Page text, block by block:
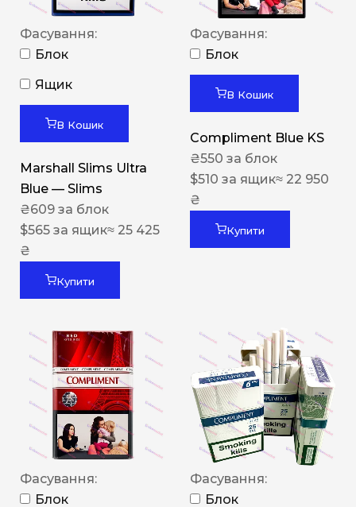
Фасування:
Блок
Ящик
В Кошик
Marshall Slims Ultra
Blue — Slims
₴609 за блок
$565 за ящик≈ 25 425
₴
Купити
Фасування:
Блок
В Кошик
Compliment Blue KS
₴550 за блок
$510 за ящик≈ 22 950
₴
Купити
Фасування:
Блок
Фасування:
Блок